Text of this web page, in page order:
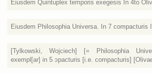
Eiusdem Quintuplex temporis exegesis In 4to
Eiusdem Philosophia Universa. In 7 compacturis
[Tylkowski, Wojciech] [= Philosophia
exempl[ar] in 5 ɔpacturis [i.e. compacturis]